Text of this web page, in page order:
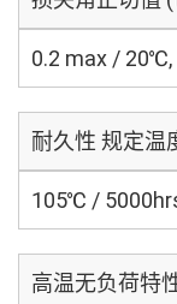
0.2 max / 20℃,
耐久性 规定温
105℃ /
高温无负荷特